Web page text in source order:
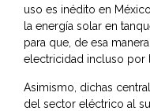
uso es inédito en
la energía solar en
para que, de esa
electricidad incluso por
Asimismo, dichas
del sector eléctrico al